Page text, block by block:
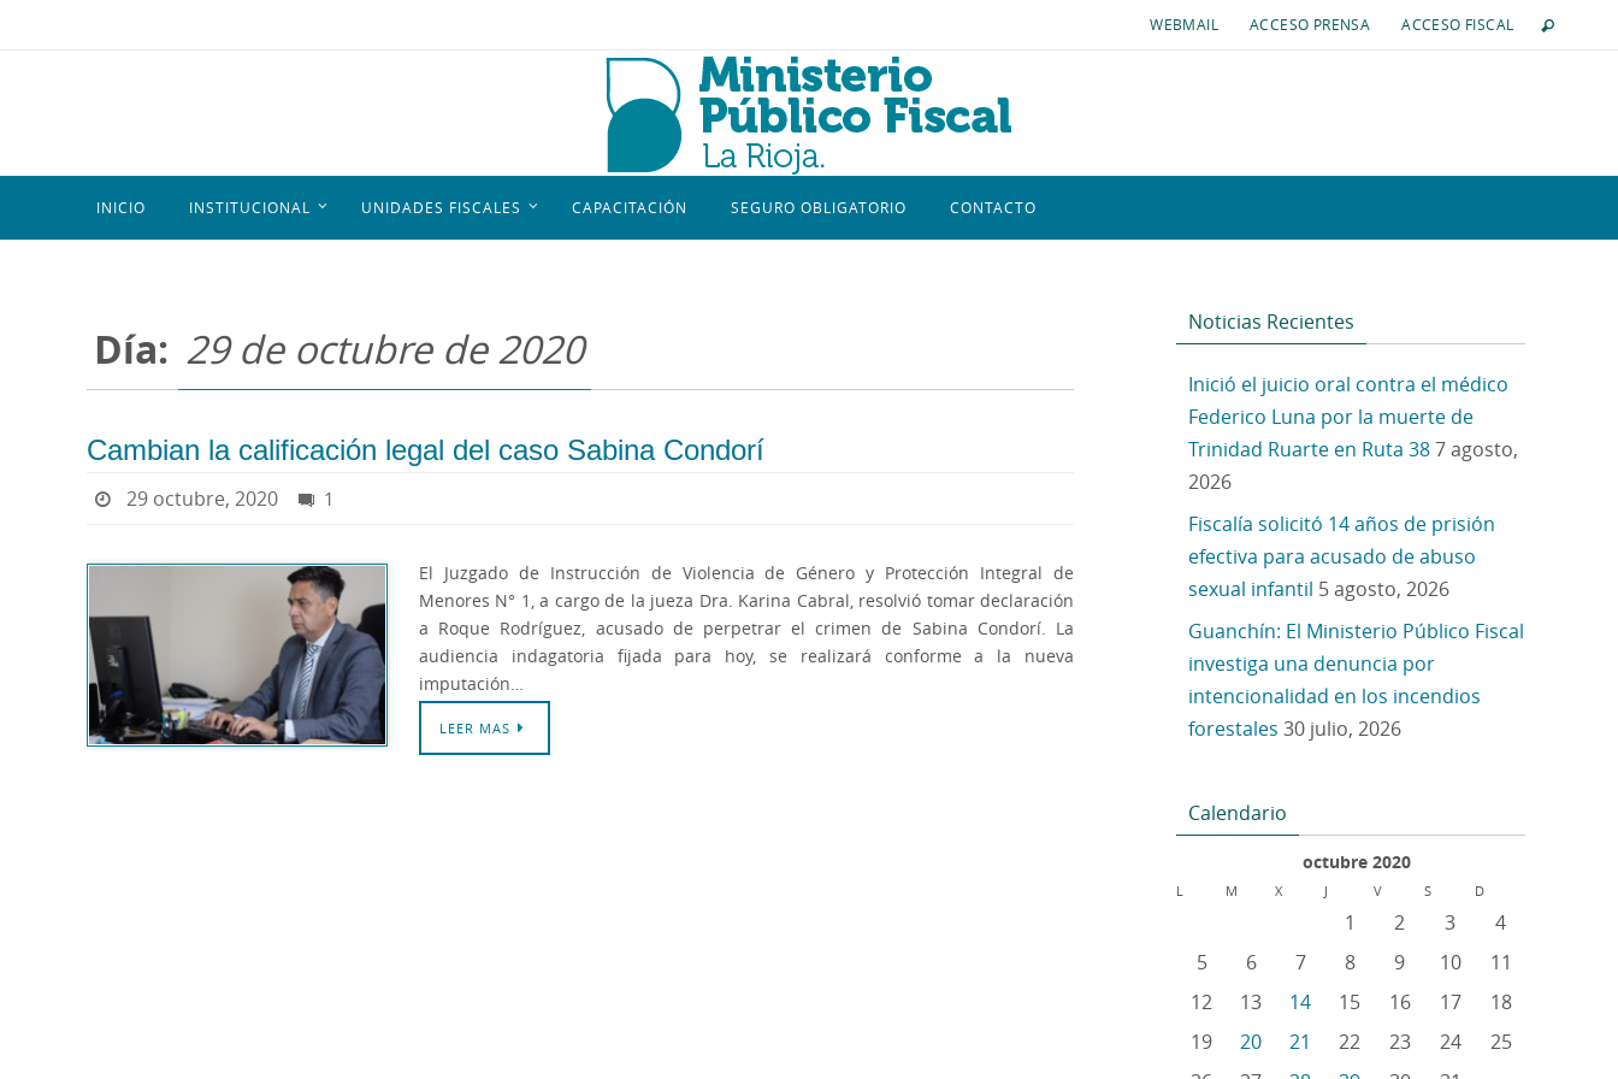
WEBMAIL ACCESO PRENSA ACCESO FISCAL
INICIO INSTITUCIONAL UNIDADES FISCALES CAPACITACIÓN SEGURO OBLIGATORIO CONTACTO
Día: 29 de octubre de 2020
Cambian la calificación legal del caso Sabina Condorí
29 octubre, 2020 1
El Juzgado de Instrucción de Violencia de Género y Protección Integral de
Menores N° 1, a cargo de la jueza Dra. Karina Cabral, resolvió tomar declaración
a Roque Rodríguez, acusado de perpetrar el crimen de Sabina Condorí. La
audiencia indagatoria fijada para hoy, se realizará conforme a la nueva
imputación…
LEER MAS
Noticias Recientes
Inició el juicio oral contra el médico
Federico Luna por la muerte de
Trinidad Ruarte en Ruta 387 agosto,
2026
Fiscalía solicitó 14 años de prisión
efectiva para acusado de abuso
sexual infantil 5 agosto, 2026
Guanchín: El Ministerio Público Fiscal
investiga una denuncia por
intencionalidad en los incendios
forestales 30 julio, 2026
Calendario
octubre 2020
L M X J V S D
1 2 3
4
5
6 7 8 9 10
11
12
13 14 15 16 17
18
19
20 21 22 23 24
25